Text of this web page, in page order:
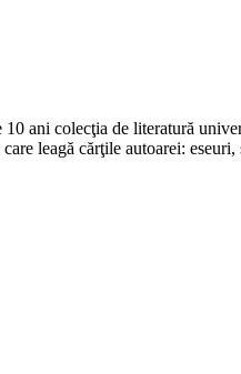
ani colecţia de literatură
leagă cărţile autoarei: